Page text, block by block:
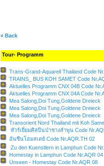
« Back
Tour- Programm
Trans-Grand-Aquarell Thailand Code
TRAINS_ BUS KOH SAMET Code
Aktuelles Programm CNX 04B Code
Aktuelles Programm CNX 04A Code
Mea Salong,Doi Tung,Goldene Dreieck
Mea Salong,Doi Tung,Goldene Dreieck
Mea Salong,Doi Tung,Goldene Dreieck
Transorient Nord Thailand mit Koh
ทัวร์เยี่ยมศิลปินป่าชางลำพูน Code
อันซีนโฮมสเตย์ Code Nr.AQR.TH 02
Zu den Kuenstlern in Lamphun Code
Homestay in Lamphun Code Nr.AQR 04
Unseen - Homestay Code Nr.AQR 08